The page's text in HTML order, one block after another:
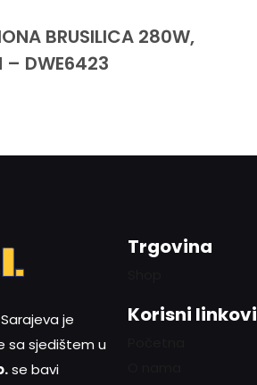
BRUSILICA 280W,
– DWE6423
je
sa sjedištem u
se bavi
Trgovina
Korisni linkovi